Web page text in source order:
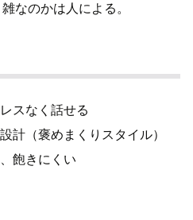
なのかは人による。
スなく話せる
計（褒めまくりスタイル）
飽きにくい